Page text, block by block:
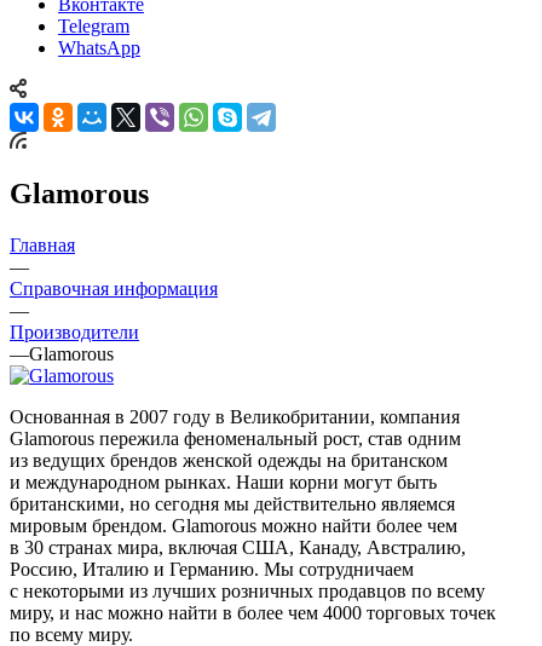
Вконтакте
Telegram
WhatsApp
Glamorous
Главная
—
Справочная информация
—
Производители
—Glamorous
Основанная в 2007 году в Великобритании, компания
Glamorous пережила феноменальный рост, став одним
из ведущих брендов женской одежды на британском
и международном рынках. Наши корни могут быть
британскими, но сегодня мы действительно являемся
мировым брендом. Glamorous можно найти более чем
в 30 странах мира, включая США, Канаду, Австралию,
Россию, Италию и Германию. Мы сотрудничаем
с некоторыми из лучших розничных продавцов по всему
миру, и нас можно найти в более чем 4000 торговых точек
по всему миру.